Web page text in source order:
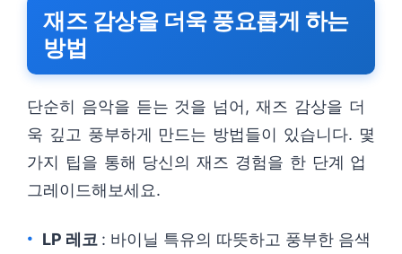
재즈 감상을 더욱 풍요롭게 하는
방법
단순히 음악을 듣는 것을 넘어, 재즈 감상을 더
욱 깊고 풍부하게 만드는 방법들이 있습니다. 몇
가지 팁을 통해 당신의 재즈 경험을 한 단계 업
그레이드해보세요.
LP 레코 : 바이닐 특유의 따뜻하고 풍부한 음색